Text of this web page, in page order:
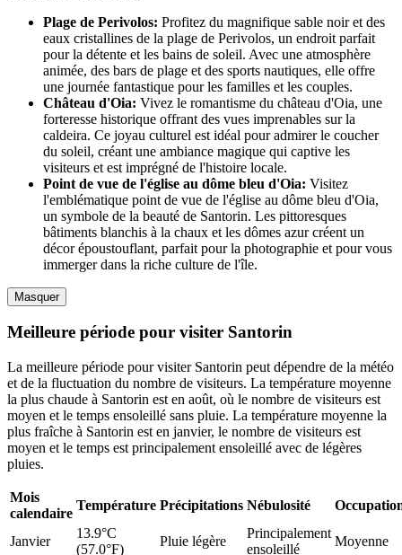
Plage de Perivolos: Profitez du magnifique sable noir et des
eaux cristallines de la plage de Perivolos, un endroit parfait
pour la détente et les bains de soleil. Avec une atmosphère
animée, des bars de plage et des sports nautiques, elle offre
une journée fantastique pour les familles et les couples.
Château d'Oia: Vivez le romantisme du château d'Oia, une
forteresse historique offrant des vues imprenables sur la
caldeira. Ce joyau culturel est idéal pour admirer le coucher
du soleil, créant une ambiance magique qui captive les
visiteurs et est imprégné de l'histoire locale.
Point de vue de l'église au dôme bleu d'Oia: Visitez
l'emblématique point de vue de l'église au dôme bleu d'Oia,
un symbole de la beauté de Santorin. Les pittoresques
bâtiments blanchis à la chaux et les dômes azur créent un
décor époustouflant, parfait pour la photographie et pour vous
immerger dans la riche culture de l'île.
Masquer
Meilleure période pour visiter Santorin
La meilleure période pour visiter Santorin peut dépendre de la météo
et de la fluctuation du nombre de visiteurs. La température moyenne
la plus chaude à Santorin est en août, où le nombre de visiteurs est
moyen et le temps ensoleillé sans pluie. La température moyenne la
plus fraîche à Santorin est en janvier, le nombre de visiteurs est
moyen et le temps est principalement ensoleillé avec de légères
pluies.
Mois
calendaire
Température Précipitations Nébulosité
Janvier
13.9°C
(57.0°F)
Pluie légère
Principalement
ensoleillé
Moyenne